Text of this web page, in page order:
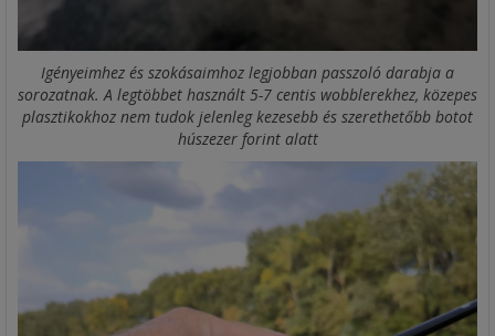
Igényeimhez és szokásaimhoz legjobban passzoló darabja a
sorozatnak. A legtöbbet használt 5-7 centis wobblerekhez, közepes
plasztikokhoz nem tudok jelenleg kezesebb és szerethetőbb botot
húszezer forint alatt